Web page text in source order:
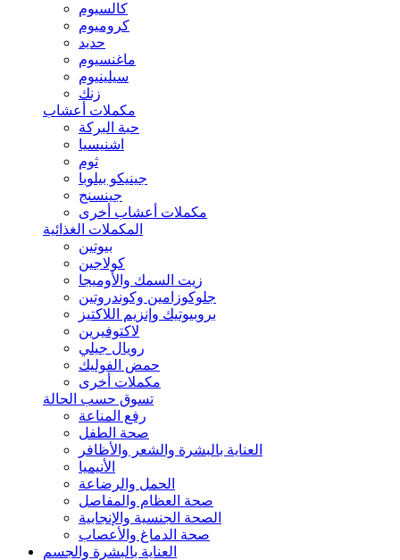
كالسيوم
كروميوم
حديد
ماغنسيوم
سيلينيوم
زنك
مكملات أعشاب
حبة البركة
اشنيسيا
ثوم
جينيكو بيلوبا
جينسنج
مكملات أعشاب أخرى
المكملات الغذائية
بيوتين
كولاجين
زيت السمك والأوميجا
جلوكوزامين وكوندروتين
بروبيوتيك وإنزيم اللاكتيز
لاكتوفيرين
رويال جيلي
حمض الفوليك
مكملات أخرى
تسوق حسب الحالة
رفع المناعة
صحة الطفل
العناية بالبشرة والشعر والأظافر
الأنيميا
الحمل والرضاعة
صحة العظام والمفاصل
الصحة الجنسية والإنجابية
صحة الدماغ والأعصاب
العناية بالبشرة والجسم